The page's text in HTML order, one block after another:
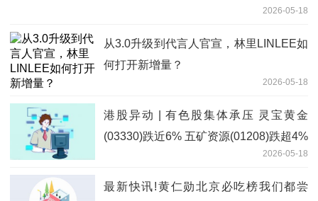
2026-05-18
从3.0升级到代言人官宣，林里LINLEE如
何打开新增量？
2026-05-18
港股异动 | 有色股集体承压 灵宝黄金
(03330)跌近6% 五矿资源(01208)跌超4%
2026-05-18
最新快讯!黄仁勋北京必吃榜我们都尝